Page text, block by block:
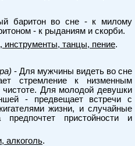
баритон во сне - к милому
- к рыданиям и скорби.
инструменты, танцы, пение.
- Для мужчины видеть во сне
стремление к низменным
чистоте. Для молодой девушки
- предвещает встречи с
жизни, и случайные
предпочтет пристойности и
алкоголь.